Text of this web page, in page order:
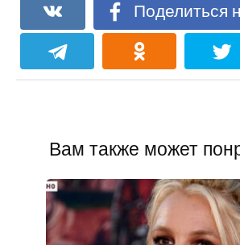
Поделиться
Вам также может